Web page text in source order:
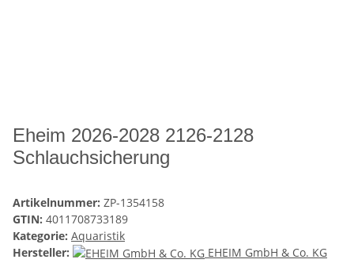
Eheim 2026-2028 2126-2128
Schlauchsicherung
Artikelnummer: ZP-1354158
GTIN: 4011708733189
Kategorie: Aquaristik
Hersteller:
EHEIM GmbH & Co. KG